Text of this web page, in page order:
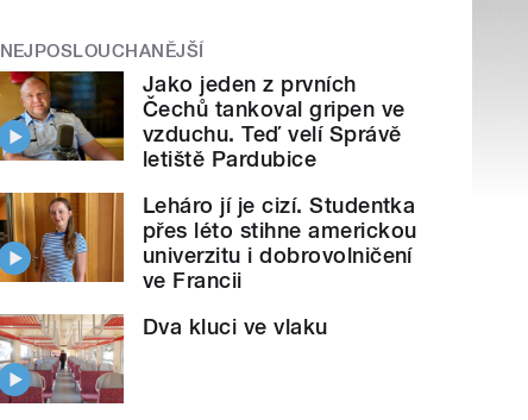
NEJPOSLOUCHANĚJŠÍ
Jako jeden z prvních
Čechů tankoval gripen ve
vzduchu. Teď velí Správě
letiště Pardubice
Leháro jí je cizí. Studentka
přes léto stihne americkou
univerzitu i dobrovolničení
ve Francii
Dva kluci ve vlaku